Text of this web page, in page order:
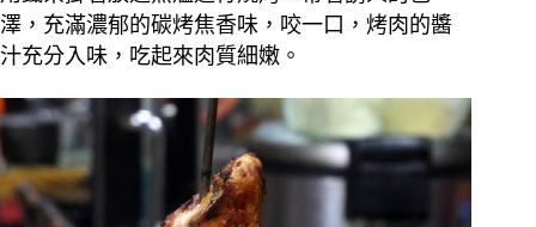
澤，充滿濃郁的碳烤焦香味，咬一口，烤肉的醬
汁充分入味，吃起來肉質細嫩。